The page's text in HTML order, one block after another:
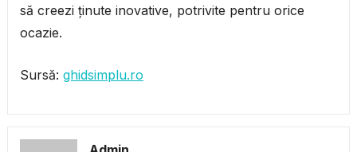
să creezi ținute inovative, potrivite pentru orice
ocazie.
Sursă: ghidsimplu.ro